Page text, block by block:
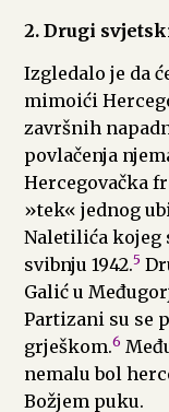
2. Drugi
Izgledalo je da
mimoići
završnih
povlačenja
Hercegovačka
»tek« jednog
Naletilića kojeg
svibnju 1942.5
Galić u
Partizani su se
grješkom.6
nemalu bol
Božjem puku.